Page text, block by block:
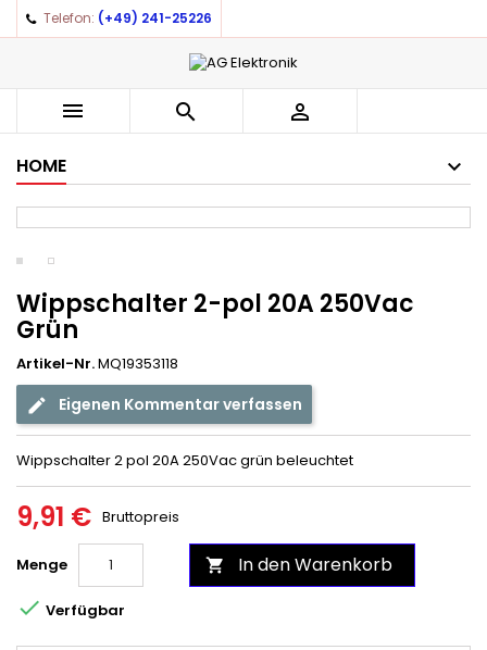
Telefon: (+49) 241-25226
  
HOME
Wippschalter 2-pol 20A 250Vac
Grün
Artikel-Nr.MQ19353118
Eigenen Kommentar verfassen
Wippschalter 2 pol 20A 250Vac grün beleuchtet
9,91 € Bruttopreis
Menge  In den Warenkorb
 Verfügbar
Auf meine Wunschliste ×
add_circle_outlineCreate new list
((title)) ×
((label))
((cancelText)) ((createText))
Anmelden ×
You need to be logged in to save products in your
wishlist.
((cancelText)) ((loginText))